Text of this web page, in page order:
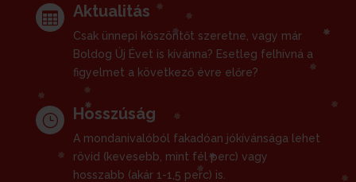
 Aktualitás
Csak ünnepi köszöntőt szeretne, vagy már
Boldog Új Évet is kívánna? Esetleg felhívná a
figyelmet a következő évre előre?
} Hosszúság
A mondanivalóból fakadóan jókívánsága lehet
rövid (kevesebb, mint fél perc) vagy
hosszabb (akár 1-1,5 perc) is.